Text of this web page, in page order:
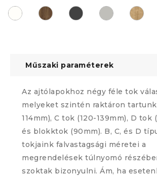
Műszaki paraméterek
Az ajtólapokhoz négy féle tok
melyeket szintén raktáron
114mm), C tok (120-139mm), D tok
és blokktok (90mm). B, C, és D
tokjaink falvastagsági méretei a
megrendelések túlnyomó
szoktak bizonyulni. Ám, ha